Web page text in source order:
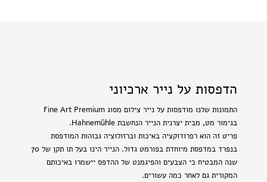
הדפסות על נייר ארכיוני
התמונות שלנו מודפסות על נייר צילום מסוג Fine Art Premium
בגימור מט, מבית יצרנית הנייר הנחשבת Hahnemühle.
פריט זה הוא רפרודוקציה באיכות וברזולוציה גבוהות המודפסת
בנפרד במדפסת מיוחדת בפורמט גדול. הנייר הינו בעל תו תקן של 70
שנה המבטיח כי הצבעים והפיגמנט של ההדפס יישמרו באיכותם
המקורית גם לאחר כמה עשורים.